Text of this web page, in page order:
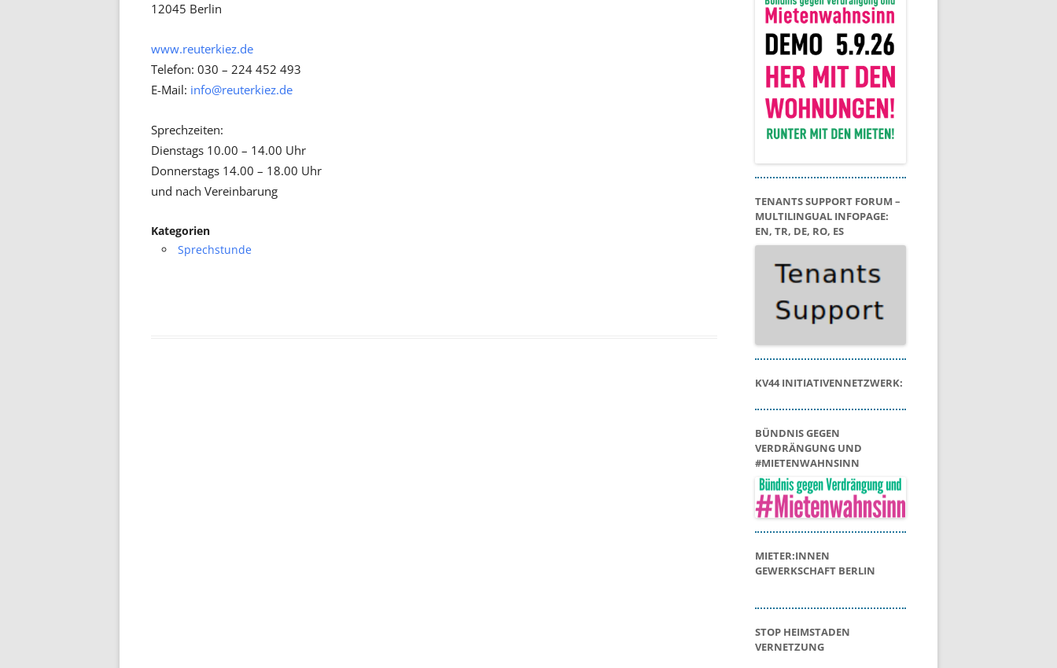
12045 Berlin
www.reuterkiez.de
Telefon: 030 – 224 452 493
E-Mail: info@reuterkiez.de
Sprechzeiten:
Dienstags 10.00 – 14.00 Uhr
Donnerstags 14.00 – 18.00 Uhr
und nach Vereinbarung
Kategorien
Sprechstunde
TENANTS SUPPORT FORUM –
MULTILINGUAL INFOPAGE:
EN, TR, DE, RO, ES
KV44 INITIATIVENNETZWERK:
BÜNDNIS GEGEN
VERDRÄNGUNG UND
#MIETENWAHNSINN
MIETER:INNEN
GEWERKSCHAFT BERLIN
STOP HEIMSTADEN
VERNETZUNG